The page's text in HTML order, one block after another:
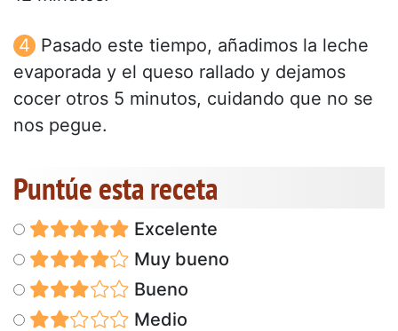
Pasado este tiempo, añadimos la leche
evaporada y el queso rallado y dejamos
cocer otros 5 minutos, cuidando que no se
nos pegue.
Puntúe esta receta
Excelente
Muy bueno
Bueno
Medio